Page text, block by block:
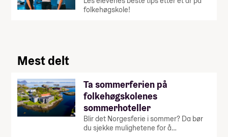
folkehøgskole!
Mest delt
Ta sommerferien på
folkehøgskolenes
sommerhoteller
Blir det Norgesferie i sommer? Da bør
du sjekke mulighetene for å…